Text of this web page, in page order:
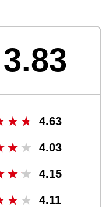
3.83
4.63
4.03
4.15
4.11